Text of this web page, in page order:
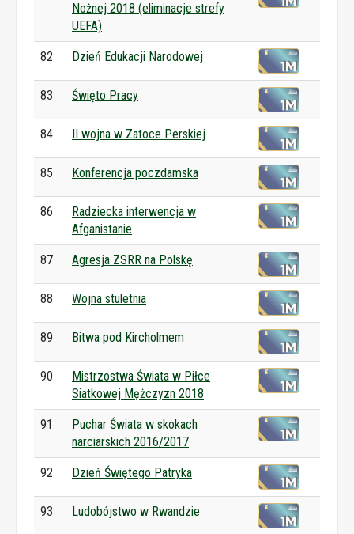
Nożnej 2018 (eliminacje strefy
UEFA)
82 Dzień Edukacji Narodowej
83 Święto Pracy
84 II wojna w Zatoce Perskiej
85 Konferencja poczdamska
86
Radziecka interwencja w
Afganistanie
87 Agresja ZSRR na Polskę
88 Wojna stuletnia
89 Bitwa pod Kircholmem
90
Mistrzostwa Świata w Piłce
Siatkowej Mężczyzn 2018
91
Puchar Świata w skokach
narciarskich 2016/2017
92 Dzień Świętego Patryka
93 Ludobójstwo w Rwandzie